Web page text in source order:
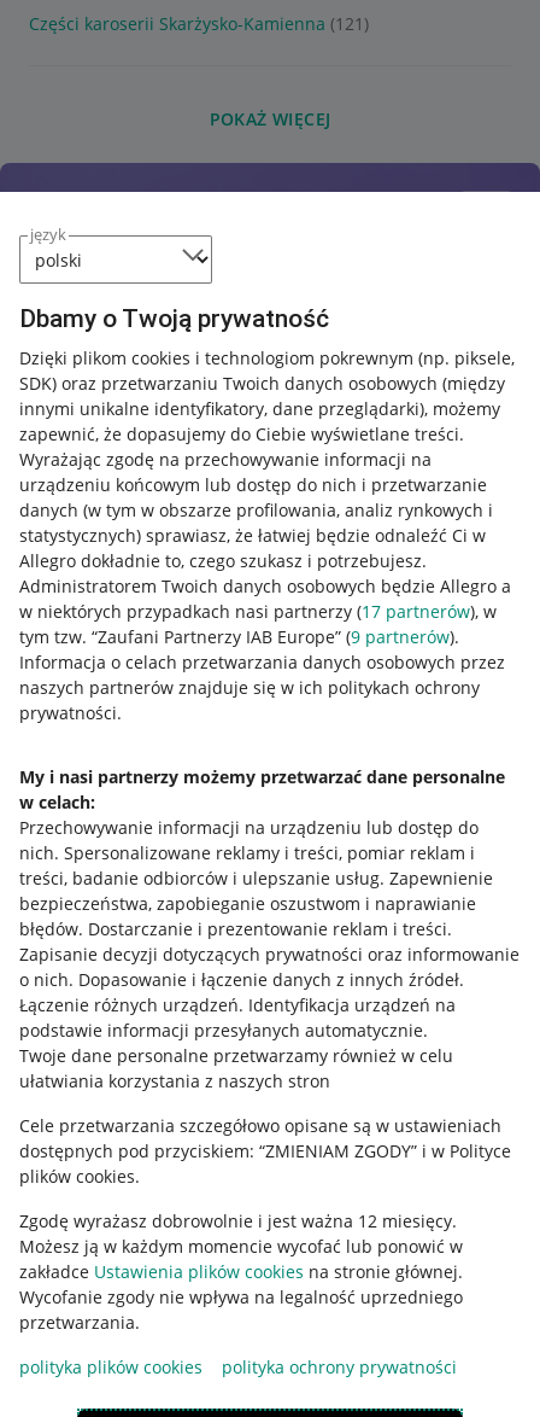
język
Dbamy o Twoją prywatność
Dzięki plikom cookies i technologiom pokrewnym (np. piksele,
SDK) oraz przetwarzaniu Twoich danych osobowych (między
innymi unikalne identyfikatory, dane przeglądarki), możemy
zapewnić, że dopasujemy do Ciebie wyświetlane treści.
Wyrażając zgodę na przechowywanie informacji na
urządzeniu końcowym lub dostęp do nich i przetwarzanie
danych (w tym w obszarze profilowania, analiz rynkowych i
statystycznych) sprawiasz, że łatwiej będzie odnaleźć Ci w
Allegro dokładnie to, czego szukasz i potrzebujesz.
Administratorem Twoich danych osobowych będzie Allegro a
w niektórych przypadkach nasi partnerzy (17 partnerów), w
tym tzw. “Zaufani Partnerzy IAB Europe” (9 partnerów).
Informacja o celach przetwarzania danych osobowych przez
naszych partnerów znajduje się w ich politykach ochrony
prywatności.
My i nasi partnerzy możemy przetwarzać dane personalne
w celach:
Przechowywanie informacji na urządzeniu lub dostęp do
nich. Spersonalizowane reklamy i treści, pomiar reklam i
treści, badanie odbiorców i ulepszanie usług. Zapewnienie
bezpieczeństwa, zapobieganie oszustwom i naprawianie
błędów. Dostarczanie i prezentowanie reklam i treści.
Zapisanie decyzji dotyczących prywatności oraz informowanie
o nich. Dopasowanie i łączenie danych z innych źródeł.
Łączenie różnych urządzeń. Identyfikacja urządzeń na
podstawie informacji przesyłanych automatycznie.
Twoje dane personalne przetwarzamy również w celu
ułatwiania korzystania z naszych stron
Cele przetwarzania szczegółowo opisane są w ustawieniach
dostępnych pod przyciskiem: “ZMIENIAM ZGODY” i w Polityce
plików cookies.
Zgodę wyrażasz dobrowolnie i jest ważna 12 miesięcy.
Możesz ją w każdym momencie wycofać lub ponowić w
zakładce Ustawienia plików cookies na stronie głównej.
Wycofanie zgody nie wpływa na legalność uprzedniego
przetwarzania.
polityka plików cookies
polityka ochrony prywatności
Części karoserii Skarżysko-Kamienna (121)
POKAŻ WIĘCEJ
Przydatne informacje
Jak to działa
Allegro Gadane dla sprzedających
Allegro Gadane dla kupujących
Mapa miejscowości
Informacje prawne
Regulamin
Polityka plików "cookies"
Ustawienia plików "cookies"
Udostępnianie lokalizacji
Informacje dla Aktu o Usługach Cyfrowych
Pobierz aplikację